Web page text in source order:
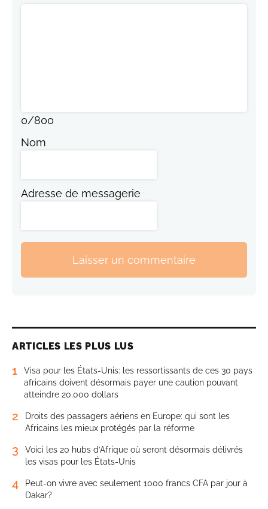
0/800
Nom
Adresse de messagerie
Laisser un commentaire
ARTICLES LES PLUS LUS
1
Visa pour les États-Unis: les ressortissants de ces 30 pays
africains doivent désormais payer une caution pouvant
atteindre 20.000 dollars
2
Droits des passagers aériens en Europe: qui sont les
Africains les mieux protégés par la réforme
3
Voici les 20 hubs d’Afrique où seront désormais délivrés
les visas pour les États-Unis
4
Peut-on vivre avec seulement 1000 francs CFA par jour à
Dakar?